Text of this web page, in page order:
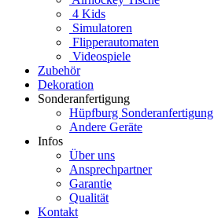
4 Kids
Simulatoren
Flipperautomaten
Videospiele
Zubehör
Dekoration
Sonderanfertigung
Hüpfburg Sonderanfertigung
Andere Geräte
Infos
Über uns
Ansprechpartner
Garantie
Qualität
Kontakt